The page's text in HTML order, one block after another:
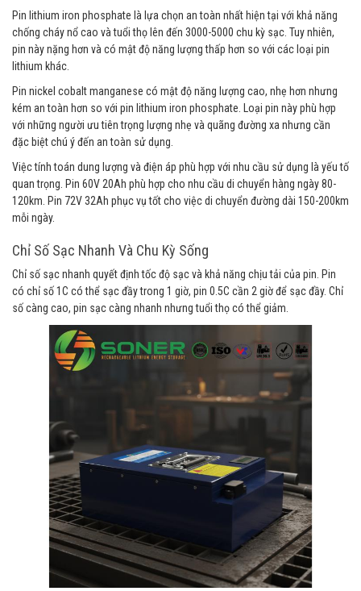
Pin lithium iron phosphate là lựa chọn an toàn nhất hiện tại với khả năng
chống cháy nổ cao và tuổi thọ lên đến 3000-5000 chu kỳ sạc. Tuy nhiên,
pin này nặng hơn và có mật độ năng lượng thấp hơn so với các loại pin
lithium khác.
Pin nickel cobalt manganese có mật độ năng lượng cao, nhẹ hơn nhưng
kém an toàn hơn so với pin lithium iron phosphate. Loại pin này phù hợp
với những người ưu tiên trọng lượng nhẹ và quãng đường xa nhưng cần
đặc biệt chú ý đến an toàn sử dụng.
Việc tính toán dung lượng và điện áp phù hợp với nhu cầu sử dụng là yếu tố
quan trọng. Pin 60V 20Ah phù hợp cho nhu cầu di chuyển hàng ngày 80-
120km. Pin 72V 32Ah phục vụ tốt cho việc di chuyển đường dài 150-200km
mỗi ngày.
Chỉ Số Sạc Nhanh Và Chu Kỳ Sống
Chỉ số sạc nhanh quyết định tốc độ sạc và khả năng chịu tải của pin. Pin
có chỉ số 1C có thể sạc đầy trong 1 giờ, pin 0.5C cần 2 giờ để sạc đầy. Chỉ
số càng cao, pin sạc càng nhanh nhưng tuổi thọ có thể giảm.